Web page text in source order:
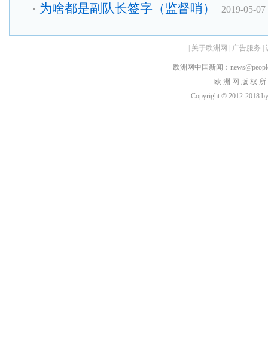
为啥都是副队长签字（监督哨） 2019-05-07
关于欧洲网 广告服务
欧洲网中国新闻：
欧 洲 网 版 权
Copyright © 2012-2018